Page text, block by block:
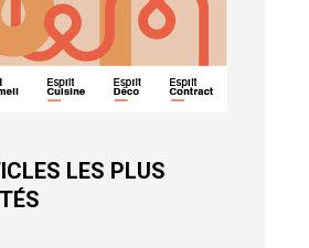
LES PLUS